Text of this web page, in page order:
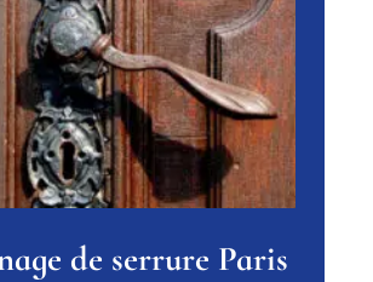
de serrure Paris